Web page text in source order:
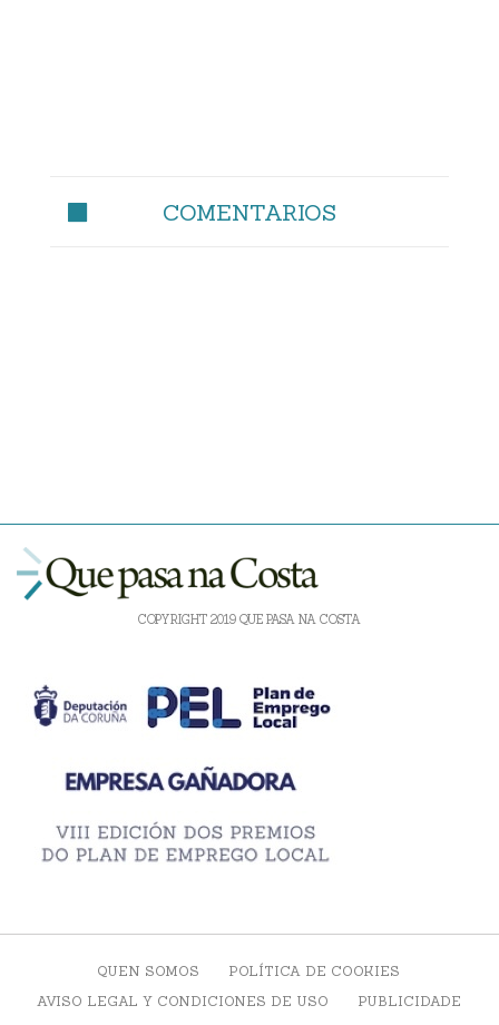
COMENTARIOS
COPYRIGHT 2019 QUE PASA NA COSTA
QUEN SOMOS
POLÍTICA DE COOKIES
AVISO LEGAL Y CONDICIONES DE USO
PUBLICIDADE